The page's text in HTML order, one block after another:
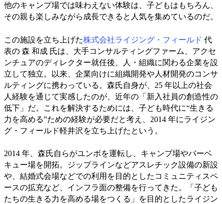
他のキャンプ場では味わえない体験は、子どもはもちろん、
その親も楽しみながら成長できると人気を集めているのだ。
この施設を立ち上げた株式会社ライジング・フィールド 代
表の 森 和成 氏は、大手コンサルティングファーム、アクセ
ンチュアのディレクター就任後、人・組織に関わる企業を設
立して独立。以来、企業向けに組織開発や人材開発のコンサ
ルティングに携わっている。森氏自身が、25 年以上の社会
人経験を通じて実感したのが、近年の「新入社員の創造性の
低下」だ。これを解決するためには、子ども時代に“生きる
力を高める”ための経験が必要だと考え、2014 年にライジン
グ・フィールド軽井沢を立ち上げたという。
2014 年、森氏自らがユンボを運転し、キャンプ場やバーベ
キュー場を開拓。ジップラインなどアスレチック設備の新設
や、結婚式会場などでの利用を目的としたコミュニティスペ
ースの拡充など、インフラ面の整備を行ってきた。「子ども
たちの生きる力を高める場をつくる」を目的としたライジン